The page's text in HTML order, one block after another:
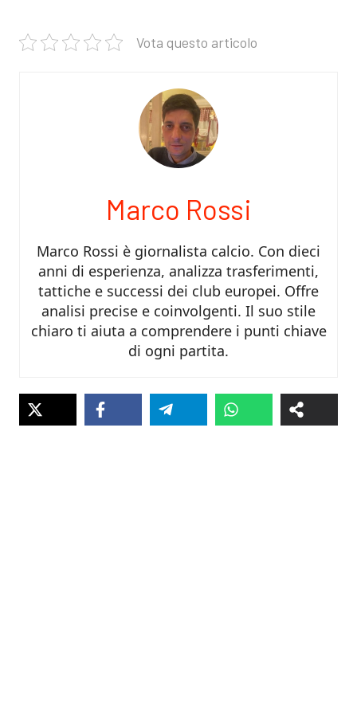
Vota questo articolo
Marco Rossi
Marco Rossi è giornalista calcio. Con dieci
anni di esperienza, analizza trasferimenti,
tattiche e successi dei club europei. Offre
analisi precise e coinvolgenti. Il suo stile
chiaro ti aiuta a comprendere i punti chiave
di ogni partita.